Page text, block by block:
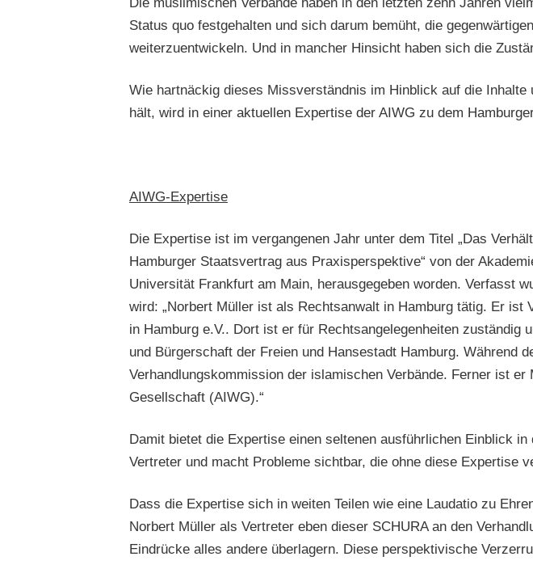
Status quo festgehalten und sich darum bemüht, die
weiterzuentwickeln. Und in mancher Hinsicht haben sich die
Wie hartnäckig dieses Missverständnis im Hinblick auf die
hält, wird in einer aktuellen Expertise der AIWG zu dem
AIWG-Expertise
Die Expertise ist im vergangenen Jahr unter dem Titel „Das
Hamburger Staatsvertrag aus Praxisperspektive“ von der
Universität Frankfurt am Main, herausgegeben worden. Verfasst
wird: „Norbert Müller ist als Rechtsanwalt in Hamburg tätig. Er
in Hamburg e.V.. Dort ist er für Rechtsangelegenheiten
und Bürgerschaft der Freien und Hansestadt Hamburg. Während
Verhandlungskommission der islamischen Verbände. Ferner ist
Gesellschaft (AIWG).“
Damit bietet die Expertise einen seltenen ausführlichen Einblick
Vertreter und macht Probleme sichtbar, die ohne diese Expertise
Dass die Expertise sich in weiten Teilen wie eine Laudatio zu
Norbert Müller als Vertreter eben dieser SCHURA an den
Eindrücke alles andere überlagern. Diese perspektivische